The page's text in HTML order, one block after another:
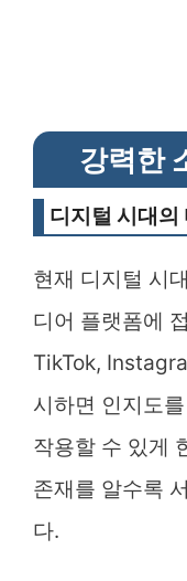
강력한
디지털 시대의
현재 디지털 시
디어 플랫폼에
TikTok,
시하면 인지도
작용할 수 있게
존재를 알수록
다.